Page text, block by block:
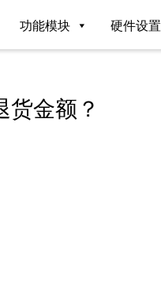
功能模块 硬件设置
金额？